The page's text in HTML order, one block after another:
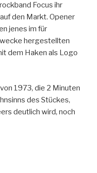
Focus ihr
den Markt. Opener
jenes im für
hergestellten
dem Haken als Logo
1973, die 2 Minuten
des Stückes,
deutlich wird, noch